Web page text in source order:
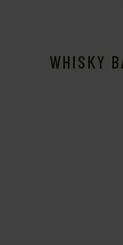
WHISKY